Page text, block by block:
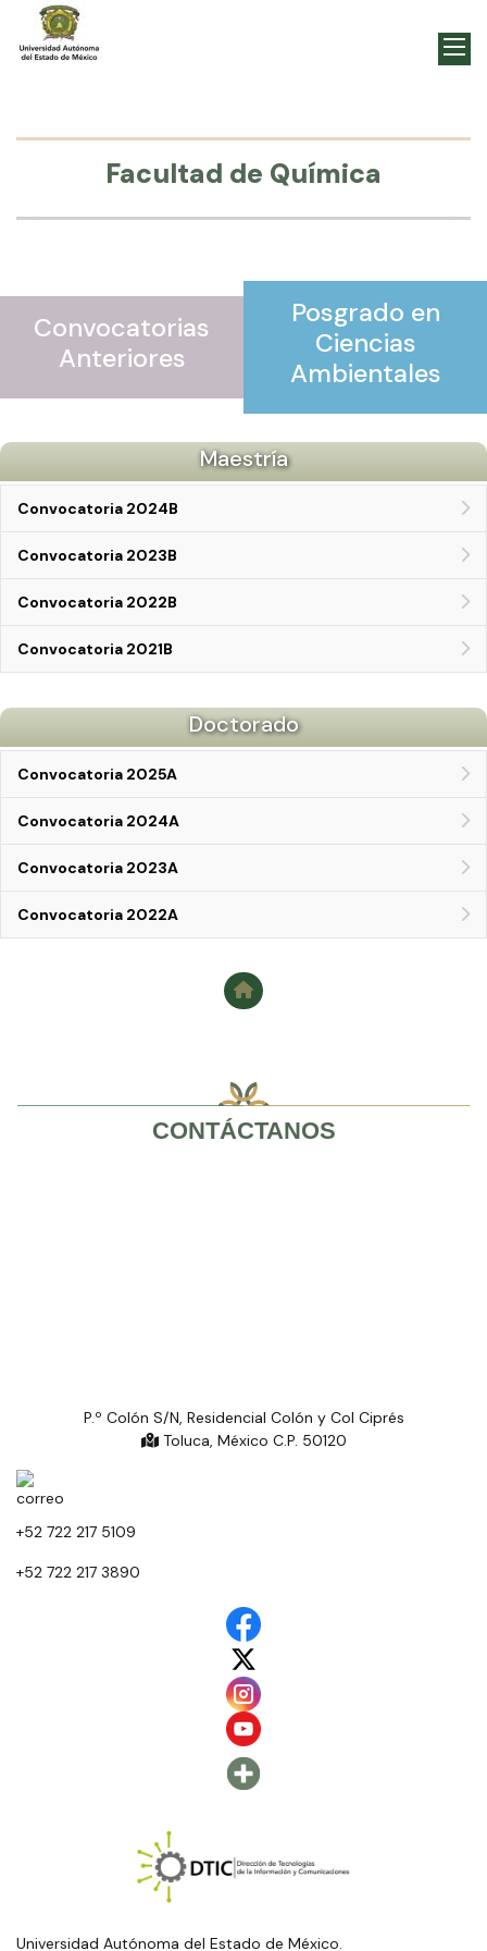
Facultad de Química
Convocatorias
Anteriores
Posgrado en
Ciencias
Ambientales
Maestría
Convocatoria 2024B
Convocatoria 2023B
Convocatoria 2022B
Convocatoria 2021B
Doctorado
Convocatoria 2025A
Convocatoria 2024A
Convocatoria 2023A
Convocatoria 2022A
CONTÁCTANOS
P.º Colón S/N, Residencial Colón y Col Ciprés
Toluca, México C.P. 50120
+52 722 217 5109
+52 722 217 3890
Universidad Autónoma del Estado de México.